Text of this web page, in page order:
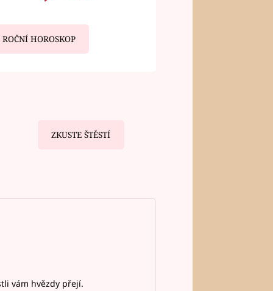
ROČNÍ HOROSKOP
ZKUSTE ŠTĚSTÍ
vám hvězdy přejí.